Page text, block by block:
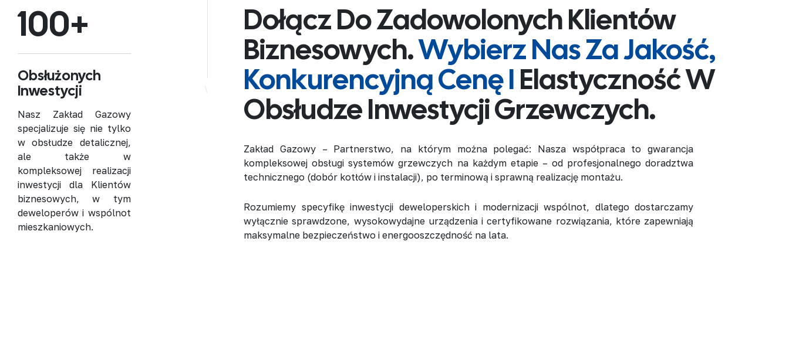
100+
Obsłużonych
Inwestycji
Nasz Zakład Gazowy
specjalizuje się nie tylko
w obsłudze detalicznej,
ale także w
kompleksowej realizacji
inwestycji dla Klientów
biznesowych, w tym
deweloperów i wspólnot
mieszkaniowych.
Dołącz Do Zadowolonych Klientów
Biznesowych.Wybierz Nas Za Jakość,
Konkurencyjną Cenę IElastyczność W
Obsłudze Inwestycji Grzewczych.
Zakład Gazowy – Partnerstwo, na którym można polegać: Nasza współpraca to gwarancja
kompleksowej obsługi systemów grzewczych na każdym etapie – od profesjonalnego doradztwa
technicznego (dobór kotłów i instalacji), po terminową i sprawną realizację montażu.
Rozumiemy specyfikę inwestycji deweloperskich i modernizacji wspólnot, dlatego dostarczamy
wyłącznie sprawdzone, wysokowydajne urządzenia i certyfikowane rozwiązania, które zapewniają
maksymalne bezpieczeństwo i energooszczędność na lata.